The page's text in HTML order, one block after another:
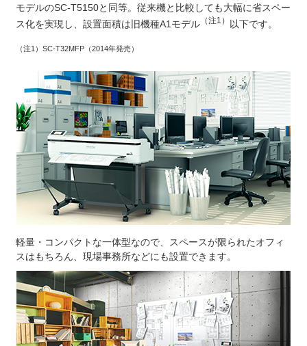
モデルのSC-T5150と同等。従来機と比較しても大幅に省スペー
ス化を実現し、設置面積は旧機種A1モデル （注1） 以下です。
（注1）SC-T32MFP（2014年発売）
軽量・コンパクトな一体型なので、スペースが限られたオフィ
スはもちろん、現場事務所などにも設置できます。